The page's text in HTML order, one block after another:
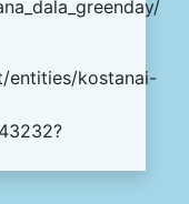
entities/kostanai-